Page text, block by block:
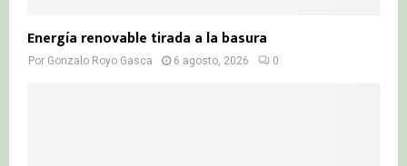
Energía renovable tirada a la basura
Por Gonzalo Royo Gasca 6 agosto, 2026 0